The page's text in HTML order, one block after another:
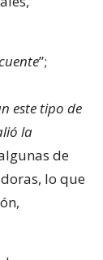
”;
este tipo de
la
de
lo que